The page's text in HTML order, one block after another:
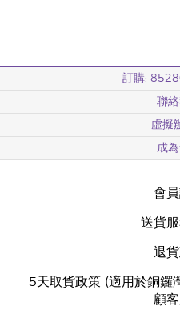
訂購:
聯
虛擬
成
會
送貨
退
5天取貨政策 (適用於銅鑼
顧